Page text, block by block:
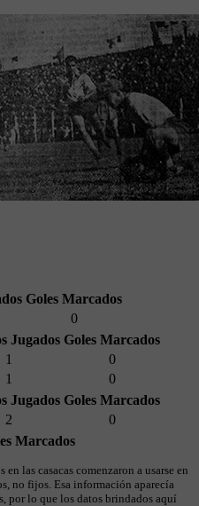
Goles Marcados
0
Jugados Goles Marcados
1
0
1
0
Jugados Goles Marcados
2
0
Marcados
las casacas comenzaron a usarse en
no fijos. Esa información aparecía
por lo que los datos brindados aquí